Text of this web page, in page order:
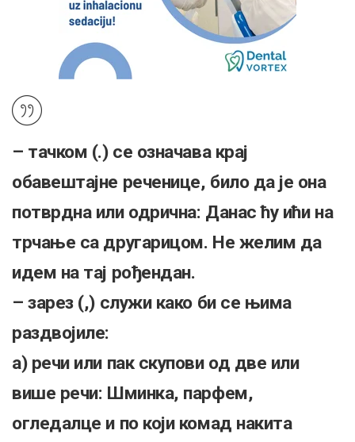
– тачком (.) се означава крај
обавештајне реченице, било да је она
потврдна или одрична: Данас ћу ићи на
трчање са другарицом. Не желим да
идем на тај рођендан.
– зарез (,) служи како би се њима
раздвојиле:
а) речи или пак скупови од две или
више речи: Шминка, парфем,
огледалце и по који комад накита